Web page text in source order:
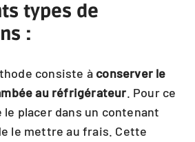
types de
:
consiste à conserver le
au réfrigérateur. Pour ce
placer dans un contenant
le mettre au frais. Cette